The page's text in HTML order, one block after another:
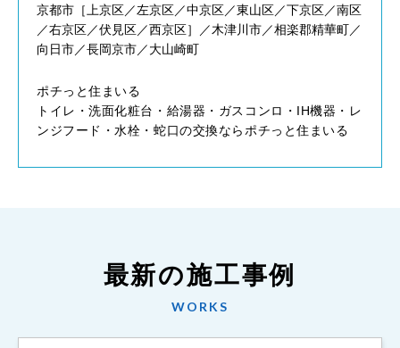
京都市［上京区／左京区／中京区／東山区／下京区／南区
／右京区／伏見区／西京区］／木津川市／相楽郡精華町／
向日市／長岡京市／大山崎町
ポチっと住まいる
トイレ・洗面化粧台・給湯器・ガスコンロ・IH機器・レ
ンジフード・水栓・蛇口の交換ならポチっと住まいる
最新の施工事例
WORKS